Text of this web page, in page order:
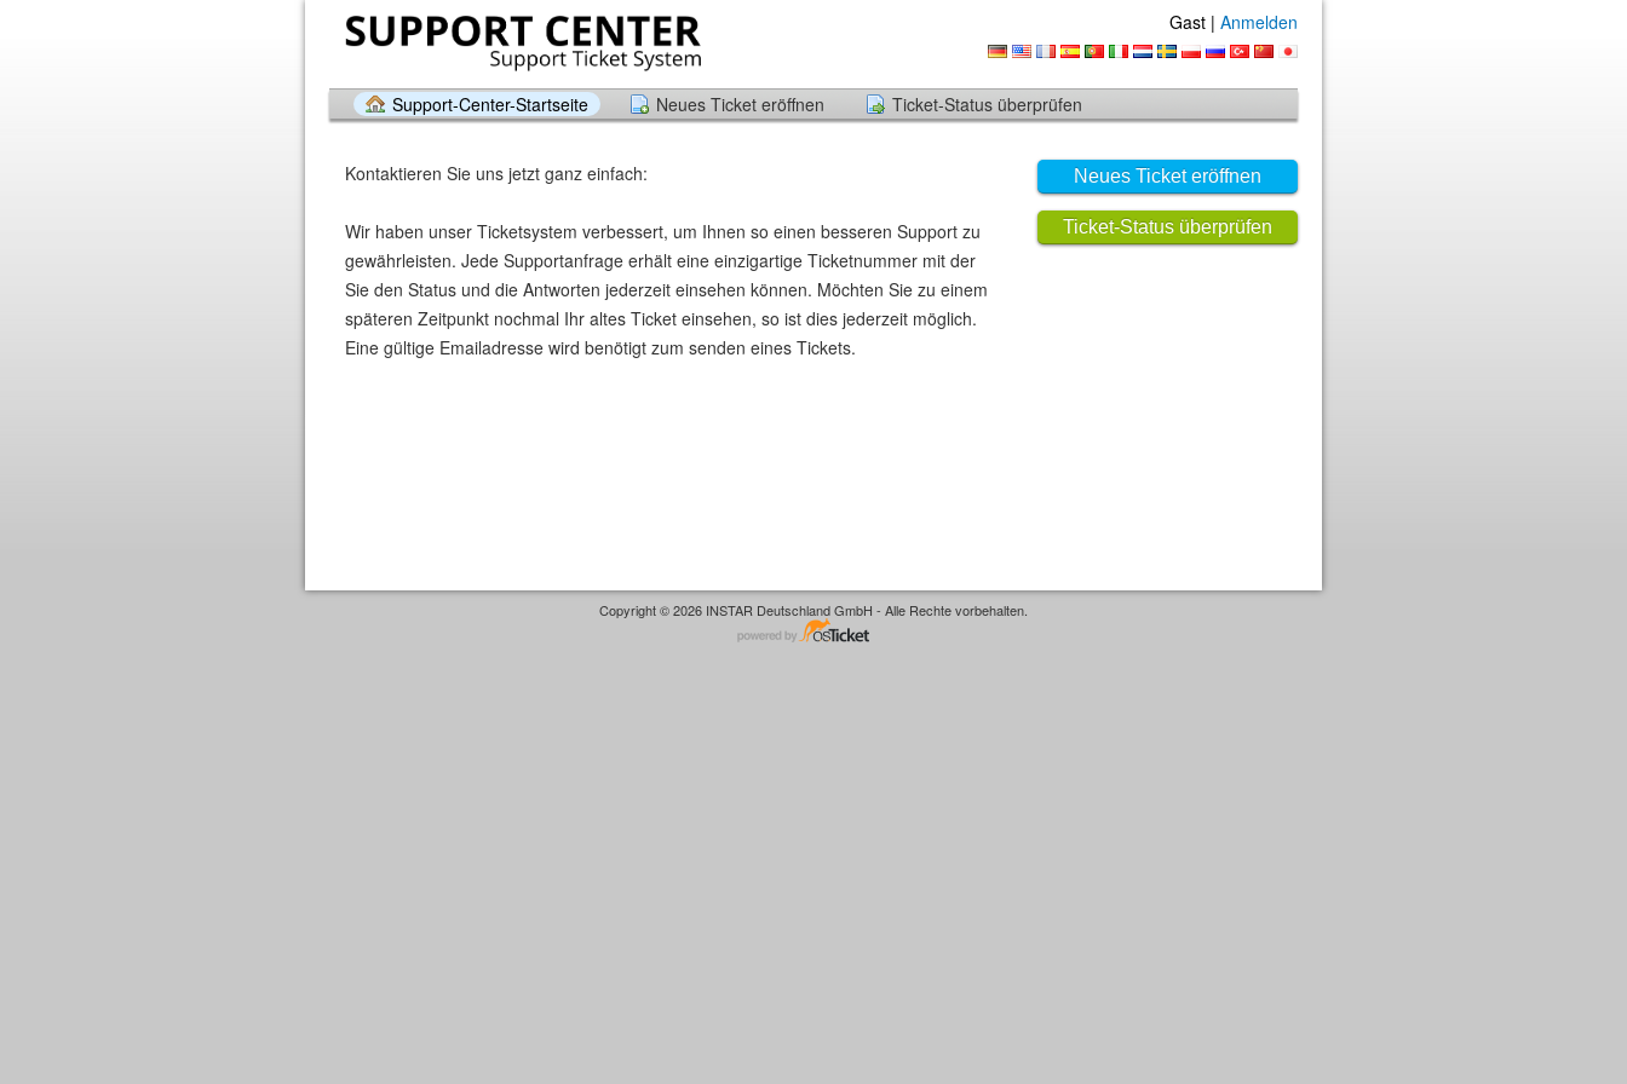
Gast | Anmelden
Support-Center-Startseite Neues Ticket eröffnen Ticket-Status überprüfen
Neues Ticket eröffnen
Ticket-Status überprüfen
Kontaktieren Sie uns jetzt ganz einfach:
Wir haben unser Ticketsystem verbessert, um Ihnen so einen besseren Support zu
gewährleisten. Jede Supportanfrage erhält eine einzigartige Ticketnummer mit der
Sie den Status und die Antworten jederzeit einsehen können. Möchten Sie zu einem
späteren Zeitpunkt nochmal Ihr altes Ticket einsehen, so ist dies jederzeit möglich.
Eine gültige Emailadresse wird benötigt zum senden eines Tickets.
Copyright © 2026 INSTAR Deutschland GmbH - Alle Rechte vorbehalten.